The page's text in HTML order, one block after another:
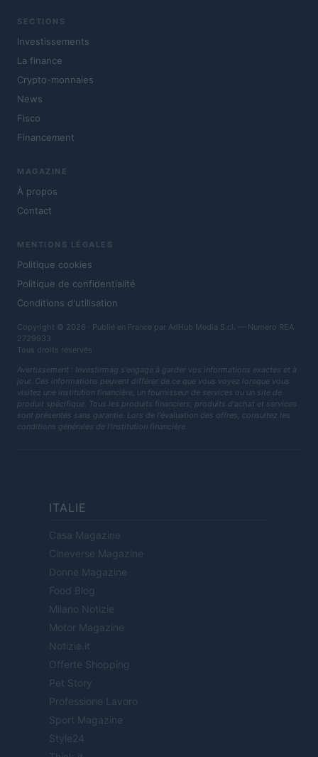
SECTIONS
Investissements
La finance
Crypto-monnaies
News
Fisco
Financement
MAGAZINE
À propos
Contact
MENTIONS LÉGALES
Politique cookies
Politique de confidentialité
Conditions d'utilisation
Copyright © 2026 · Publié en France par AdHub Media S.r.l. — Numero REA
2729933
Tous droits réservés
Avertissement : Investirmag s'engage à garder vos informations exactes et à
jour. Ces informations peuvent différer de ce que vous voyez lorsque vous
visitez une institution financière, un fournisseur de services ou un site de
produit spécifique. Tous les produits financiers, produits d'achat et services
sont présentés sans garantie. Lors de l'évaluation des offres, consultez les
conditions générales de l'institution financière.
ITALIE
Casa Magazine
Cineverse Magazine
Donne Magazine
Food Blog
Milano Notizie
Motor Magazine
Notizie.it
Offerte Shopping
Pet Story
Professione Lavoro
Sport Magazine
Style24